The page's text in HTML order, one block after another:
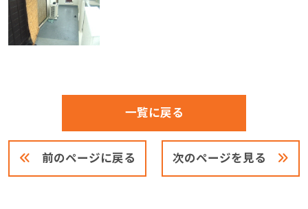
前のページに戻る
一覧に戻る
次のページを見る